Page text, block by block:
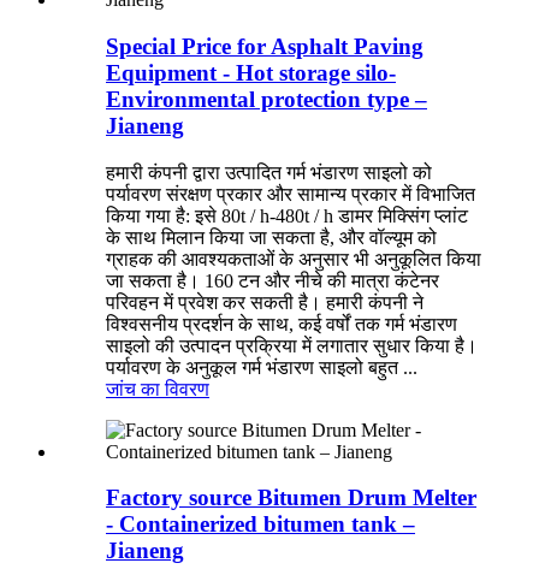
Special Price for Asphalt Paving
Equipment - Hot storage silo-
Environmental protection type –
Jianeng
हमारी कंपनी द्वारा उत्पादित गर्म भंडारण साइलो को
पर्यावरण संरक्षण प्रकार और सामान्य प्रकार में विभाजित
किया गया है: इसे 80t / h-480t / h डामर मिक्सिंग प्लांट
के साथ मिलान किया जा सकता है, और वॉल्यूम को
ग्राहक की आवश्यकताओं के अनुसार भी अनुकूलित किया
जा सकता है। 160 टन और नीचे की मात्रा कंटेनर
परिवहन में प्रवेश कर सकती है। हमारी कंपनी ने
विश्वसनीय प्रदर्शन के साथ, कई वर्षों तक गर्म भंडारण
साइलो की उत्पादन प्रक्रिया में लगातार सुधार किया है।
पर्यावरण के अनुकूल गर्म भंडारण साइलो बहुत ...
जांच काविवरण
Factory source Bitumen Drum Melter
- Containerized bitumen tank –
Jianeng